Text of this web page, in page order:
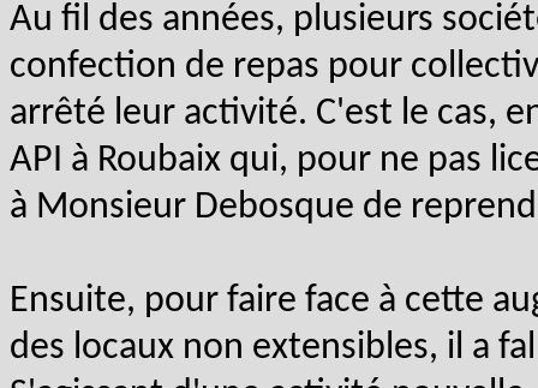
Au fil des années, plusieurs
confection de repas pour
arrêté leur activité. C'est le cas,
API à Roubaix qui, pour ne pas
à Monsieur Debosque de
Ensuite, pour faire face à cette
des locaux non extensibles, il a